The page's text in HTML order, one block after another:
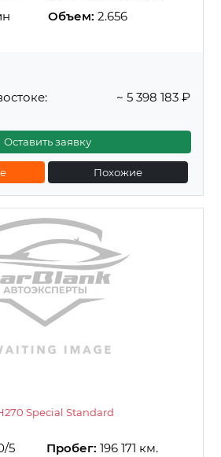
Объем: 2.656
~ 5 398 183 ₽
Оставить заявку
Похожие
Special Standard
5 Пробег: 196 171 км.